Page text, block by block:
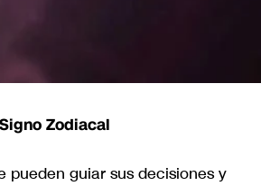
Zodiacal
pueden guiar sus decisiones y